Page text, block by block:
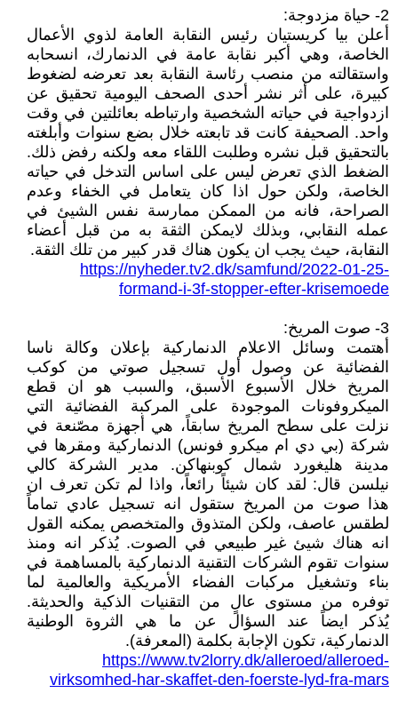
2- حياة مزدوجة:
أعلن بيا كريستيان رئيس النقابة العامة لذوي الأعمال
الخاصة، وهي أكبر نقابة عامة في الدنمارك، انسحابه
واستقالته من منصب رئاسة النقابة بعد تعرضه لضغوط
كبيرة، على أثر نشر أحدى الصحف اليومية تحقيق عن
ازدواجية في حياته الشخصية وارتباطه بعائلتين في وقت
واحد. الصحيفة كانت قد تابعته خلال بضع سنوات وأبلغته
بالتحقيق قبل نشره وطلبت اللقاء معه ولكنه رفض ذلك.
الضغط الذي تعرض ليس على اساس التدخل في حياته
الخاصة، ولكن حول اذا كان يتعامل في الخفاء وعدم
الصراحة، فانه من الممكن ممارسة نفس الشيئ في
عمله النقابي، وبذلك لايمكن الثقة به من قبل أعضاء
النقابة، حيث يجب ان يكون هناك قدر كبير من تلك الثقة.
https://nyheder.tv2.dk/samfund/2022-01-25-
formand-i-3f-stopper-efter-krisemoede
3- صوت المريخ:
أهتمت وسائل الاعلام الدنماركية بإعلان وكالة ناسا
الفضائية عن وصول أول تسجيل صوتي من كوكب
المريخ خلال الأسبوع الأسبق، والسبب هو ان قطع
الميكروفونات الموجودة على المركبة الفضائية التي
نزلت على سطح المريخ سابقاً، هي أجهزة مصّنعة في
شركة (بي دي ام ميكرو فونس) الدنماركية ومقرها في
مدينة هليغورد شمال كوبنهاكن. مدير الشركة كالي
نيلسن قال: لقد كان شيئاً رائعاً، واذا لم تكن تعرف ان
هذا صوت من المريخ ستقول انه تسجيل عادي تماماً
لطقس عاصف، ولكن المتذوق والمتخصص يمكنه القول
انه هناك شيئ غير طبيعي في الصوت. يُذكر انه ومنذ
سنوات تقوم الشركات التقنية الدنماركية بالمساهمة في
بناء وتشغيل مركبات الفضاء الأمريكية والعالمية لما
توفره من مستوى عالٍ من التقنيات الذكية والحديثة.
يُذكر ايضاً عند السؤال عن ما هي الثروة الوطنية
الدنماركية، تكون الإجابة بكلمة (المعرفة).
https://www.tv2lorry.dk/alleroed/alleroed-
virksomhed-har-skaffet-den-foerste-lyd-fra-mars